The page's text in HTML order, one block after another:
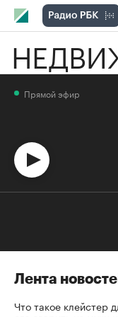
Прямой эфир
Лента
Что такое клейстер